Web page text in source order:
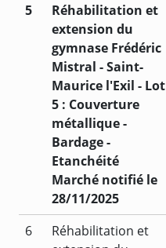
5
Réhabilitation et
extension du
gymnase Frédéric
Mistral - Saint-
Maurice l'Exil - Lot
5 : Couverture
métallique -
Bardage -
Etanchéité
Marché notifié le
28/11/2025
6
Réhabilitation et